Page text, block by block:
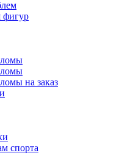
фигур
на заказ
спорта